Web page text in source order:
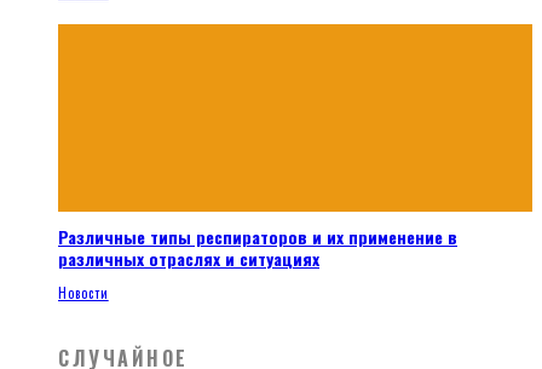
Различные типы респираторов и их применение в
различных отраслях и ситуациях
Новости
СЛУЧАЙНОЕ